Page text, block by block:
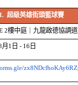
超級英雄街頭籃球賽
2樓中庭｜九龍啟德協調道
月 1 日 - 16 日